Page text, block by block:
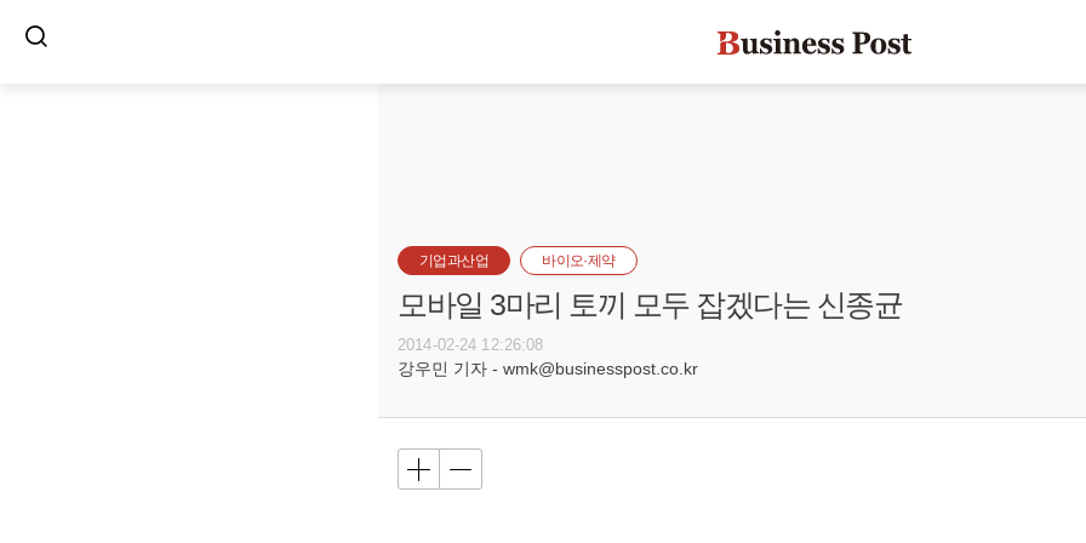
기업과산업 바이오·제약
모바일 3마리 토끼 모두 잡겠다는 신종균
2014-02-24 12:26:08
강우민 기자 - wmk@businesspost.co.kr